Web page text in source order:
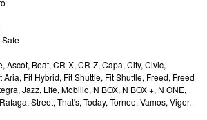
Safe
Ascot, Beat, CR-X, CR-Z, Capa, City, Civic,
Fit Hybrid, Fit Shuttle, Fit Shuttle, Freed, Freed
Jazz, Life, Mobilio, N BOX, N BOX +, N ONE,
Street, That's, Today, Torneo, Vamos, Vigor,